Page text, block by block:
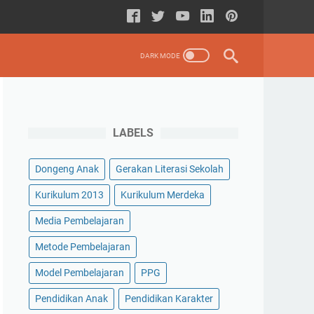
LABELS
Dongeng Anak Gerakan Literasi Sekolah
Kurikulum 2013 Kurikulum Merdeka
Media Pembelajaran
Metode Pembelajaran
Model Pembelajaran PPG
Pendidikan Anak Pendidikan Karakter